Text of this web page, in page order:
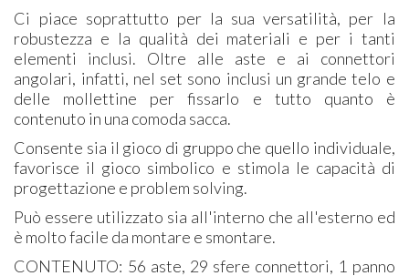
Ci piace soprattutto per la sua versatilità, per la
robustezza e la qualità dei materiali e per i tanti
elementi inclusi. Oltre alle aste e ai connettori
angolari, infatti, nel set sono inclusi un grande telo e
delle mollettine per fissarlo e tutto quanto è
contenuto in una comoda sacca.
Consente sia il gioco di gruppo che quello individuale,
favorisce il gioco simbolico e stimola le capacità di
progettazione e problem solving.
Può essere utilizzato sia all'interno che all'esterno ed
è molto facile da montare e smontare.
CONTENUTO: 56 aste, 29 sfere connettori, 1 panno